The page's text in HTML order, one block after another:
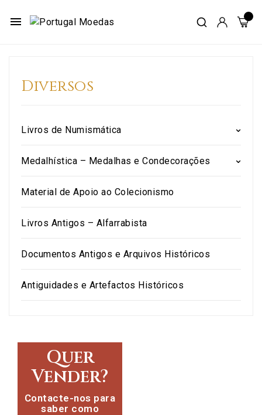
menu
Diversos
Livros de Numismática
Medalhística – Medalhas e Condecorações
Material de Apoio ao Colecionismo
Livros Antigos – Alfarrabista
Documentos Antigos e Arquivos Históricos
Antiguidades e Artefactos Históricos
Quer
Vender?
Contacte-nos para
saber como